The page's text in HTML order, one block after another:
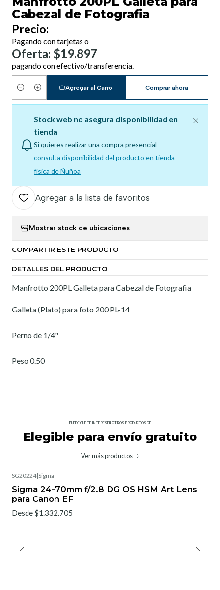
Cabezal de Fotografia
Precio:
Pagando con tarjetas o
Oferta: $19.897
pagando con efectivo/transferencia.
Cantidad
Agregar al Carro Comprar ahora
Stock web no asegura disponibilidad en
tienda
Si quieres realizar una compra presencial
consulta disponibilidad del producto en tienda
física de Ñuñoa
Agregar a la lista de favoritos
Mostrar stock de ubicaciones
COMPARTIR ESTE PRODUCTO
DETALLES DEL PRODUCTO
Manfrotto 200PL Galleta para Cabezal de Fotografia
Galleta (Plato) para foto 200 PL-14
Perno de 1/4"
Peso 0.50
PUEDE QUE TE INTERESEN OTROS PRODUCTOS DE
Elegible para envío gratuito
Ver más productos
SG20224|Sigma
Sigma 24-70mm f/2.8 DG OS HSM Art Lens
para Canon EF
Desde $1.332.705